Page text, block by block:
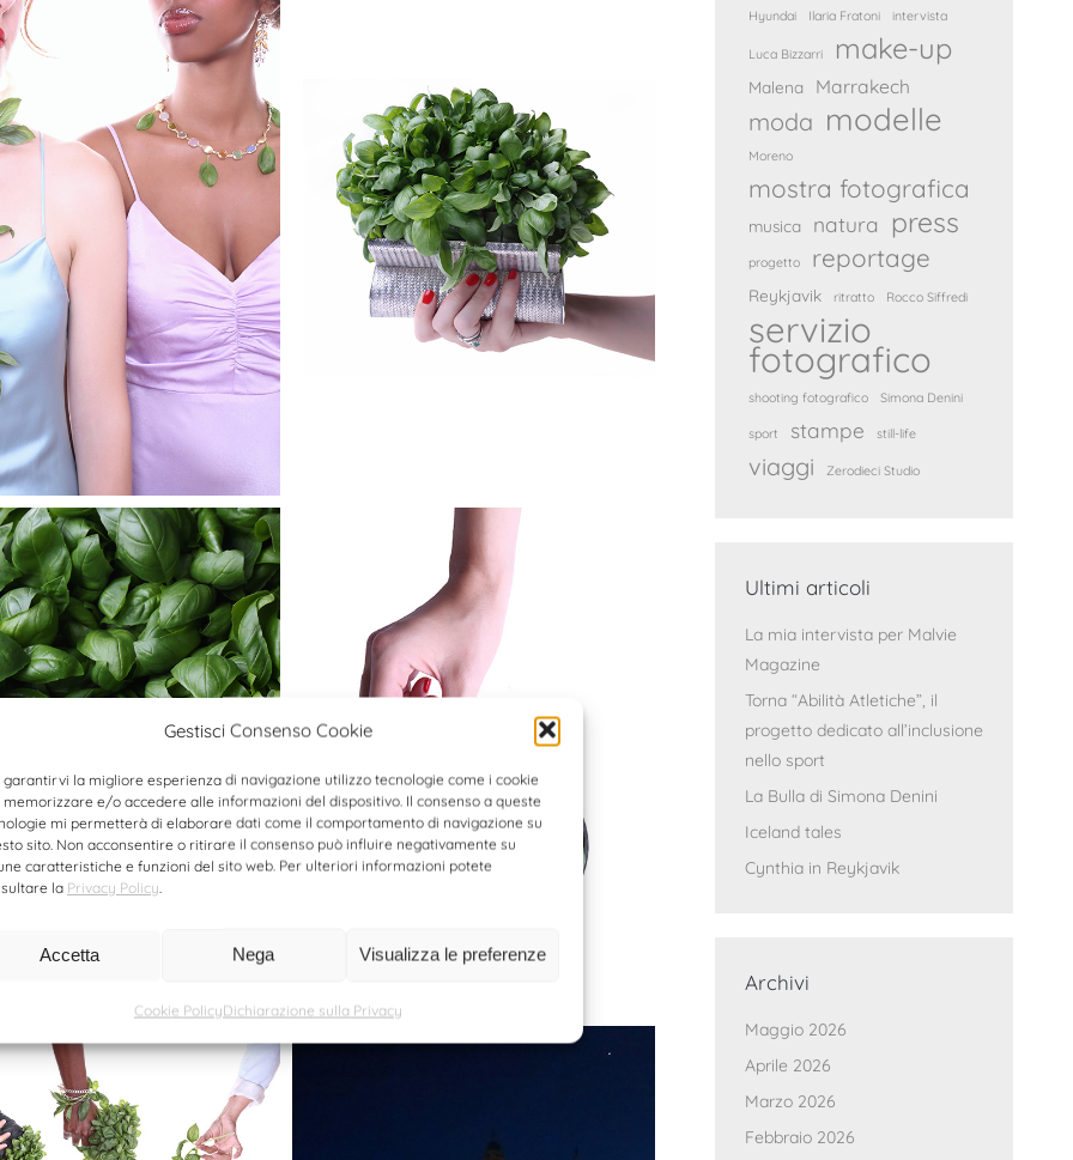
Gestisci Consenso Cookie
garantirvi la migliore esperienza di navigazione utilizzo tecnologie come i cookie
memorizzare e/o accedere alle informazioni del dispositivo. Il consenso a queste
mi permetterà di elaborare dati come il comportamento di navigazione su
sito. Non acconsentire o ritirare il consenso può influire negativamente su
caratteristiche e funzioni del sito web. Per ulteriori informazioni potete
la Privacy Policy
Accetta Nega Visualizza le preferenze
Cookie PolicyDichiarazione sulla Privacy
Hyundai Ilaria Fratoni intervista
Luca Bizzarri make-up
Malena Marrakech
moda modelle
Moreno
mostra fotografica
musica natura press
progetto reportage
Reykjavik ritratto Rocco Siffredi
servizio
fotografico
shooting fotografico Simona Denini
sport stampe still-life
viaggi Zerodieci Studio
Ultimi articoli
La mia intervista per Malvie
Magazine
Torna “Abilità Atletiche”, il
progetto dedicato all’inclusione
nello sport
La Bulla di Simona Denini
Iceland tales
Cynthia in Reykjavik
Archivi
Maggio 2026
Aprile 2026
Marzo 2026
Febbraio 2026